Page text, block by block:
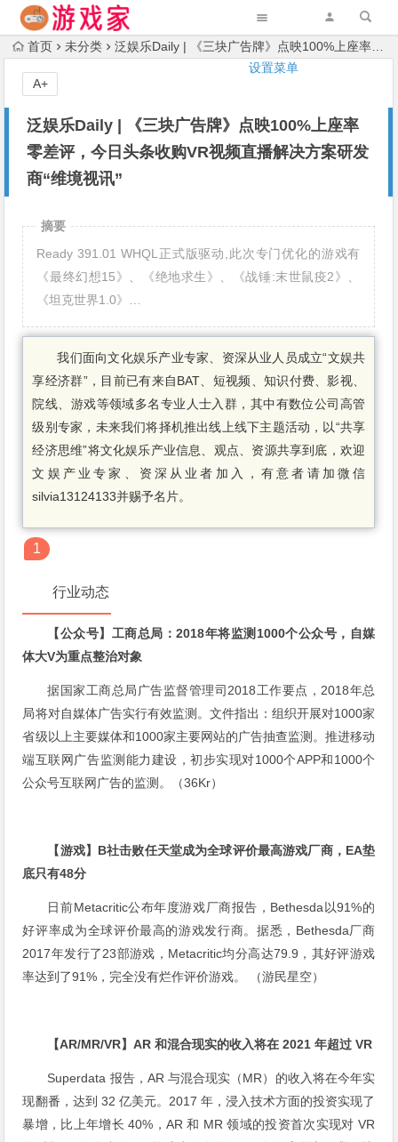
设置菜单
首页 未分类 泛娱乐Daily | 《三块广告牌》点映100%上座率零差评，今日头条收购VR视频直播解决方案研发商“维境视讯”
泛娱乐Daily | 《三块广告牌》点映100%上座率
零差评，今日头条收购VR视频直播解决方案研发
商“维境视讯”
A+
摘要
Ready 391.01 WHQL正式版驱动,此次专门优化的游戏有
《最终幻想15》、《绝地求生》、《战锤:末世鼠疫2》、
《坦克世界1.0》…
我们面向文化娱乐产业专家、资深从业人员成立“文娱共
享经济群”，目前已有来自BAT、短视频、知识付费、影视、
院线、游戏等领域多名专业人士入群，其中有数位公司高管
级别专家，未来我们将择机推出线上线下主题活动，以“共享
经济思维”将文化娱乐产业信息、观点、资源共享到底，欢迎
文娱产业专家、资深从业者加入，有意者请加微信
silvia13124133并赐予名片。
1
行业动态
【公众号】工商总局：2018年将监测1000个公众号，自媒
体大V为重点整治对象
据国家工商总局广告监督管理司2018工作要点，2018年总
局将对自媒体广告实行有效监测。文件指出：组织开展对1000家
省级以上主要媒体和1000家主要网站的广告抽查监测。推进移动
端互联网广告监测能力建设，初步实现对1000个APP和1000个
公众号互联网广告的监测。（36Kr）
【游戏】B社击败任天堂成为全球评价最高游戏厂商，EA垫
底只有48分
日前Metacritic公布年度游戏厂商报告，Bethesda以91%的
好评率成为全球评价最高的游戏发行商。据悉，Bethesda厂商
2017年发行了23部游戏，Metacritic均分高达79.9，其好评游戏
率达到了91%，完全没有烂作评价游戏。 （游民星空）
【AR/MR/VR】AR 和混合现实的收入将在 2021 年超过 VR
Superdata 报告，AR 与混合现实（MR）的收入将在今年实
现翻番，达到 32 亿美元。2017 年，浸入技术方面的投资实现了
暴增，比上年增长 40%，AR 和 MR 领域的投资首次实现对 VR